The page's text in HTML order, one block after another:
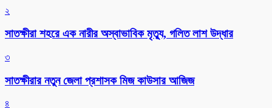
২
সাতক্ষীরা শহরে এক নারীর অস্বাভাবিক মৃত্যু, গলিত লাশ উদ্ধার
৩
সাতক্ষীরার নতুন জেলা প্রশাসক মিজ কাউসার আজিজ
৪